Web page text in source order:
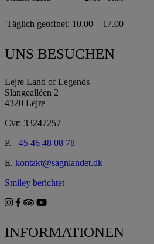
Täglich geöffnet: 10.00 – 17.00
UNS BESUCHEN
Lejre Land of Legends
Slangealléen 2
4320 Lejre
Cvr: 33247257
P. +45 46 48 08 78
E. kontakt@sagnlandet.dk
Smiley berichtet
INFORMATIONEN